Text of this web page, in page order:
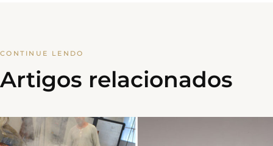
CONTINUE LENDO
Artigos relacionados